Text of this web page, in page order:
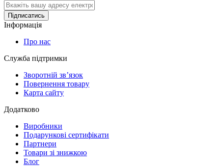
Підписатись
Інформація
Про нас
Служба підтримки
Зворотній зв’язок
Повернення товару
Карта сайту
Додатково
Виробники
Подарункові сертифікати
Партнери
Товари зі знижкою
Блог